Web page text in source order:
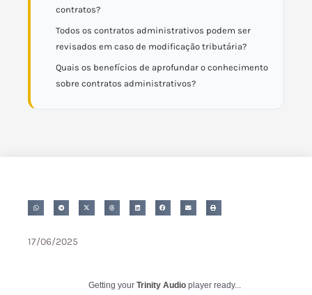
contratos?
Todos os contratos administrativos podem ser
revisados em caso de modificação tributária?
Quais os benefícios de aprofundar o conhecimento
sobre contratos administrativos?
17/06/2025
Getting your Trinity Audio player ready...